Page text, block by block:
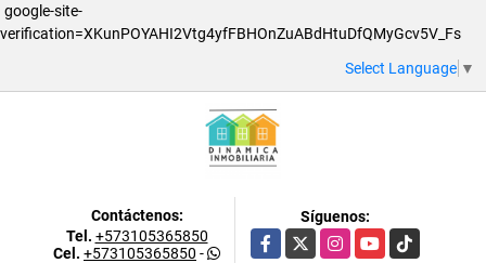
google-site-
verification=XKunPOYAHI2Vtg4yfFBHOnZuABdHtuDfQMyGcv5V_Fs
Select Language ▼
Contáctenos:
Tel. +573105365850
Cel. +573105365850 -
Síguenos:
Facebook
X InstagramYouTubeTikTok